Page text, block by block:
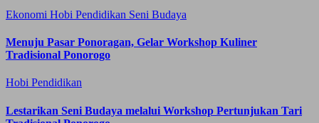
Ekonomi Hobi Pendidikan Seni Budaya
Menuju Pasar Ponoragan, Gelar Workshop Kuliner
Tradisional Ponorogo
Hobi Pendidikan
Lestarikan Seni Budaya melalui Workshop Pertunjukan Tari